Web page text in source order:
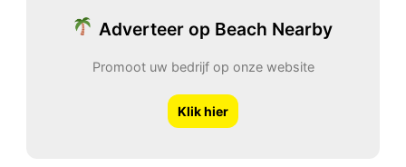
Adverteer op Beach Nearby
Promoot uw bedrijf op onze website
Klik hier